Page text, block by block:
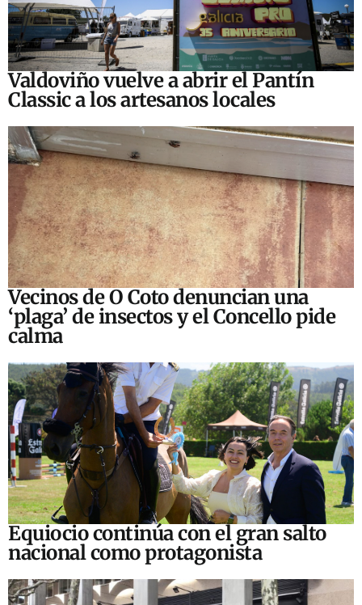
Valdoviño vuelve a abrir el Pantín
Classic a los artesanos locales
Vecinos de O Coto denuncian una
‘plaga’ de insectos y el Concello pide
calma
Equiocio continúa con el gran salto
nacional como protagonista